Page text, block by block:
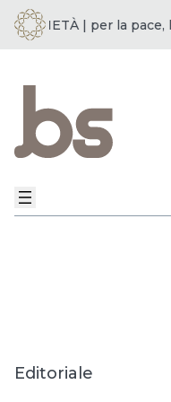
SOCIETÀ | per la pace,
Editoriale